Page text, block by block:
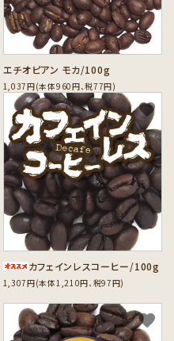
エチオピアン モカ/100g
1,037円(本体960円、税77円)
カフェインレスコーヒー/100g
1,307円(本体1,210円、税97円)
favorite
favorite